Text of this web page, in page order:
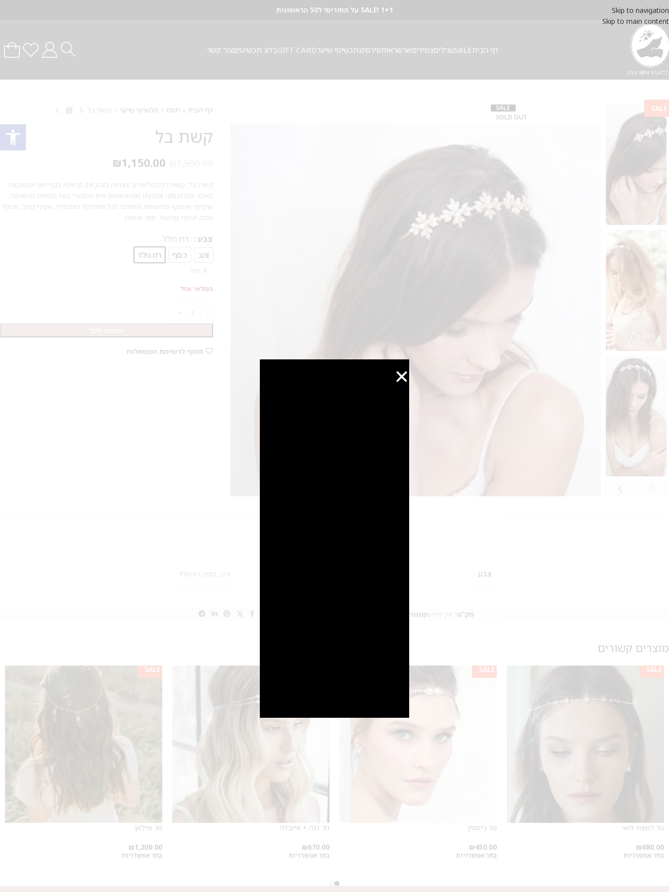
פתח
Skip to navigation
Skip to main content
SALE! 1+1 על החורים! ל50 הראשונות
דף הביתSALEעגיליםצמידיםשרשראותפירסינגתכשיטי שיערGIFT CARDבלוג תכשיטיםצור קשר
SALE
SOLD OUT
SALE דף הבית » חנות » תכשיטי שיער » קשת בל
קשת בל
₪1,150.00
קשת בל, קשת לכלה/לארוע מצופה בזהב 24 קראט/ כסף מט ומשובצת
באבני סברובסקי Swarovski crystal פיס היסטרי בעל נוכחות מרשימה,
שיגרוף אינסוף מחמאות מתאים לכל תסרוקת שתבחרי, אסוף נמוך, אסוף
גבוה, אסוף מרושל, פזור וצמות.
צבע : רוז גולד
זהב
כסף רוז גולד
נקה
המלאי אזל
הוסף לרשימת המשאלות
צבע זהב, כסף, רוז גולד
מק"ט: אין מידעקטגוריות:
מוצרים קשורים
SALE
נזר למצח לואי
₪680.00
בחר אפשרויות
SALE
נזר ג'יסטין
₪450.00
בחר אפשרויות
נזר רנה + איזבלה
₪670.00
בחר אפשרויות
SALE
נזר מילאן
₪1,200.00
בחר אפשרויות
מבצע 1+1
לקביעת תור לפירסינג ועיצוב
אזניים